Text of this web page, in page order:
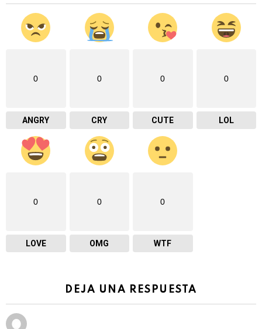
0
ANGRY
0
CRY
0
CUTE
0
LOL
0
LOVE
0
OMG
0
WTF
DEJA UNA RESPUESTA